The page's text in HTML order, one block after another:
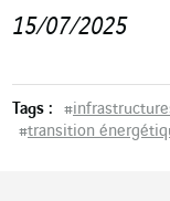
15/07/2025
Tags : #
#transition